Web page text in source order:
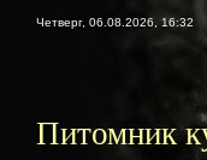
Четверг, 06.08.2026, 16:32
Питомник